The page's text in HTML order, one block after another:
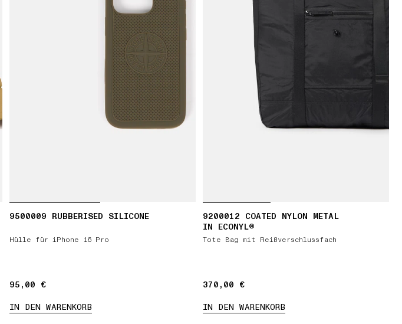
9500009 RUBBERISED SILICONE
Hülle für iPhone 16 Pro
95,00 €
95,00 €
IN DEN WARENKORB
9200012 COATED NYLON METAL
IN ECONYL®
Tote Bag mit Reißverschlussfach
370,00 €
370,00 €
IN DEN WARENKORB